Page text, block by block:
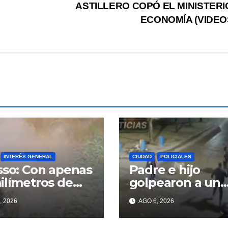
ASTILLERO COPÓ EL
ECONOMÍA
INTERÉS GENERAL
Con apenas
de
ya se sienten
2026
CIUDAD POLICIALES
Padre e hijo
golpearon a un
delincuente para
recuperar un
celular robado
AGO 6, 2026